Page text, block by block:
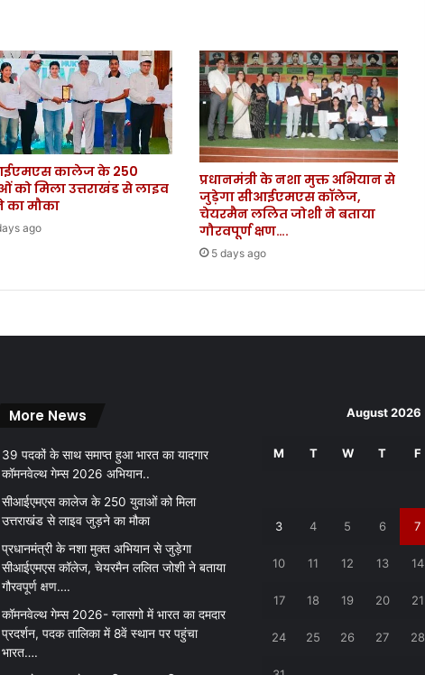
8
ह
जा
र
लो
गों
का
हु
कालेज के 250
को मिला उत्तराखंड से लाइव
का मौका
ago
प्रधानमंत्री के नशा मुक्त अभियान से
जुड़ेगा सीआईएमएस कॉलेज,
चेयरमैन ललित जोशी ने बताया
गौरवपूर्ण क्षण….
5 days ago
More News
39 पदकों के साथ समाप्त हुआ भारत का यादगार
कॉमनवेल्थ गेम्स 2026 अभियान..
सीआईएमएस कालेज के 250 युवाओं को मिला
उत्तराखंड से लाइव जुड़ने का मौका
प्रधानमंत्री के नशा मुक्त अभियान से जुड़ेगा
सीआईएमएस कॉलेज, चेयरमैन ललित जोशी ने बताया
गौरवपूर्ण क्षण….
कॉमनवेल्थ गेम्स 2026- ग्लासगो में भारत का दमदार
प्रदर्शन, पदक तालिका में 8वें स्थान पर पहुंचा
भारत….
August 2026
M T W T F
3 4 5 6 7
10 11 12 13 14
17 18 19 20 21
24 25 26 27 28